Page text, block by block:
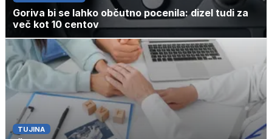
Goriva bi se lahko občutno pocenila: dizel tudi za
več kot 10 centov
TUJINA